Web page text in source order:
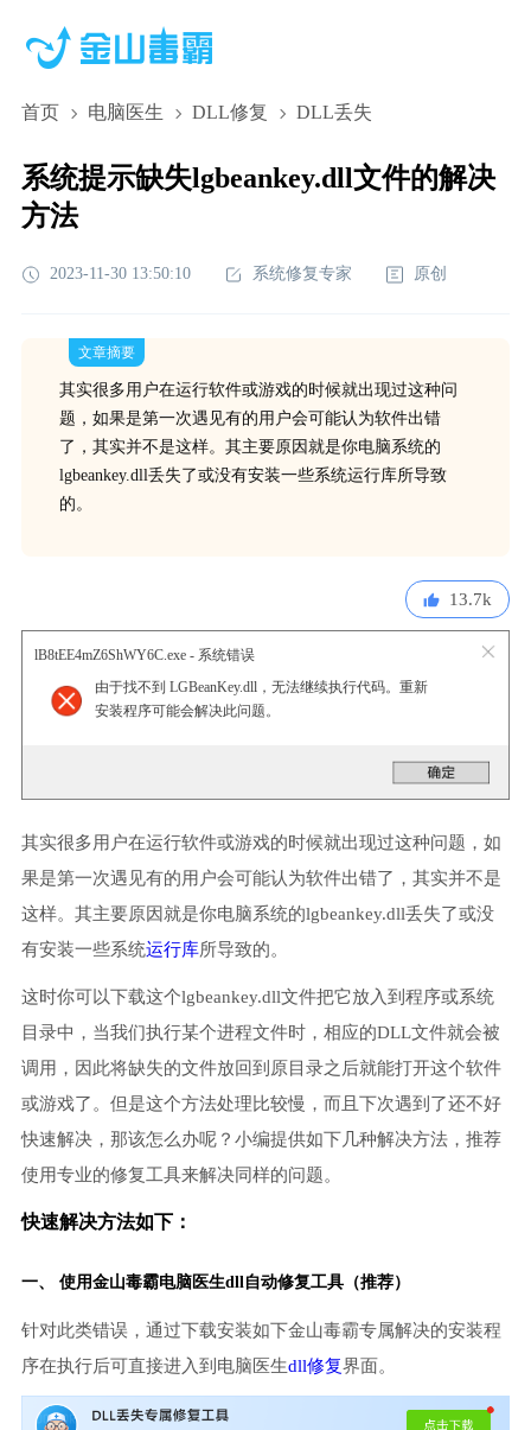
首页 电脑医生 DLL修复 DLL丢失
系统提示缺失lgbeankey.dll文件的解决
方法
2023-11-30 13:50:10 系统修复专家 原创
文章摘要
其实很多用户在运行软件或游戏的时候就出现过这种问
题，如果是第一次遇见有的用户会可能认为软件出错
了，其实并不是这样。其主要原因就是你电脑系统的
lgbeankey.dll丢失了或没有安装一些系统运行库所导致
的。
13.7k
lB8tEE4mZ6ShWY6C.exe - 系统错误
由于找不到 LGBeanKey.dll，无法继续执行代码。重新
安装程序可能会解决此问题。
其实很多用户在运行软件或游戏的时候就出现过这种问题，如
果是第一次遇见有的用户会可能认为软件出错了，其实并不是
这样。其主要原因就是你电脑系统的lgbeankey.dll丢失了或没
有安装一些系统运行库所导致的。
这时你可以下载这个lgbeankey.dll文件把它放入到程序或系统
目录中，当我们执行某个进程文件时，相应的DLL文件就会被
调用，因此将缺失的文件放回到原目录之后就能打开这个软件
或游戏了。但是这个方法处理比较慢，而且下次遇到了还不好
快速解决，那该怎么办呢？小编提供如下几种解决方法，推荐
使用专业的修复工具来解决同样的问题。
快速解决方法如下：
一、 使用金山毒霸电脑医生dll自动修复工具（推荐）
针对此类错误，通过下载安装如下金山毒霸专属解决的安装程
序在执行后可直接进入到电脑医生dll修复界面。